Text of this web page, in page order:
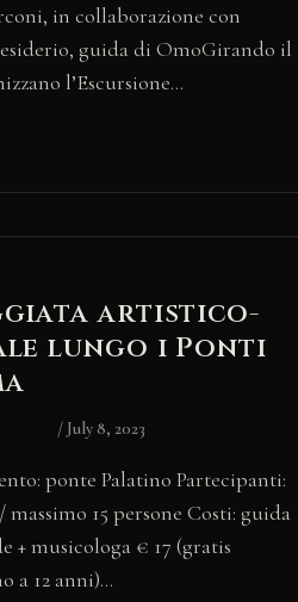
in collaborazione con
guida di OmoGirando il
l’Escursione…
artistico-
lungo i Ponti
/ July 8, 2023
ponte Palatino Partecipanti:
15 persone Costi: guida
+ musicologa € 17 (gratis
a 12 anni)…